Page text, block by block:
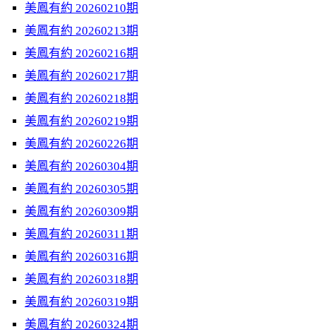
美鳳有約 20260210期
美鳳有約 20260213期
美鳳有約 20260216期
美鳳有約 20260217期
美鳳有約 20260218期
美鳳有約 20260219期
美鳳有約 20260226期
美鳳有約 20260304期
美鳳有約 20260305期
美鳳有約 20260309期
美鳳有約 20260311期
美鳳有約 20260316期
美鳳有約 20260318期
美鳳有約 20260319期
美鳳有約 20260324期